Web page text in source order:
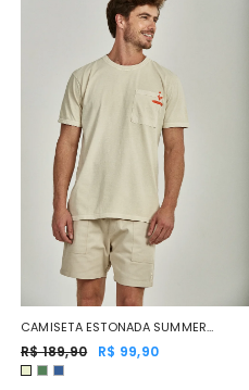
CAMISETA ESTONADA SUMMER
ELEMENTS AREIA
R$ 189,90 R$ 99,90